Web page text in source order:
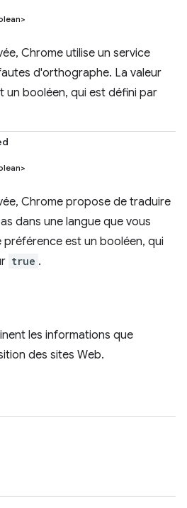
Chrome utilise un service
d'orthographe. La valeur
un booléen, qui est défini par
Chrome propose de traduire
dans une langue que vous
préférence est un booléen, qui
true .
les informations que
des sites Web.